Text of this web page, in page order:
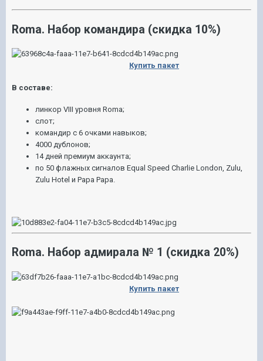
Roma. Набор командира (скидка 10%)
Купить пакет
В составе:
линкор VIII уровня Roma;
слот;
командир с 6 очками навыков;
4000 дублонов;
14 дней премиум аккаунта;
по 50 флажных сигналов Equal Speed Charlie London, Zulu,
Zulu Hotel и Papa Papa.
Roma. Набор адмирала № 1 (скидка 20%)
Купить пакет